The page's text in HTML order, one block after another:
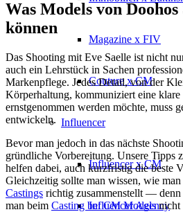
Magazine x FIV
Couture x CM
Influencer
Influencer x CM
Influencer Agency
Was Models von
können
Das Shooting mit Eve Saelle ist nicht
auch ein Lehrstück in Sachen
Markenpflege. Jedes Detail, von der
Körperhaltung, kommuniziert eine
ernstgenommen werden möchte, muss
entwickeln.
Bevor man jedoch in das nächste
gründliche Vorbereitung. Unsere Tipps
helfen dabei, auch kurzfristig die beste
Gleichzeitig sollte man wissen, wie man
Castings richtig zusammenstellt —
man beim Casting bei CM Modelsnicht